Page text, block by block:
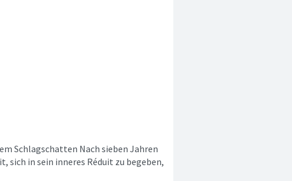
Schlagschatten Nach sieben Jahren
sich in sein inneres Réduit zu begeben,